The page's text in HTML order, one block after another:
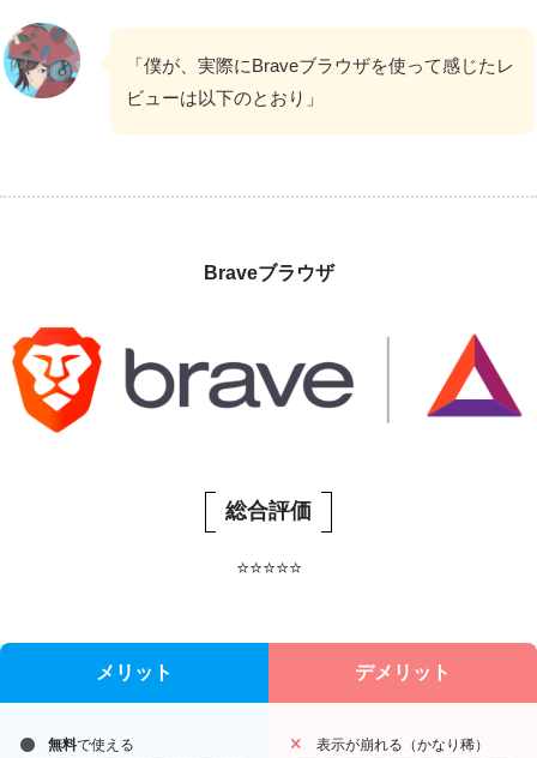
「僕が、実際にBraveブラウザを使って感じたレ
ビューは以下のとおり」
Braveブラウザ
総合評価
⭐⭐⭐⭐⭐
メリット
無料で使える
デメリット
表示が崩れる（かなり稀）